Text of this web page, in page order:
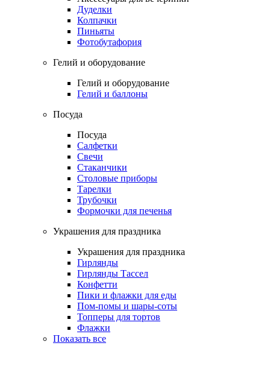
Дуделки
Колпачки
Пиньяты
Фотобутафория
Гелий и оборудование
Гелий и оборудование
Гелий и баллоны
Посуда
Посуда
Салфетки
Свечи
Стаканчики
Столовые приборы
Тарелки
Трубочки
Формочки для печенья
Украшения для праздника
Украшения для праздника
Гирлянды
Гирлянды Тассел
Конфетти
Пики и флажки для еды
Пом-помы и шары-соты
Топперы для тортов
Флажки
Показать все